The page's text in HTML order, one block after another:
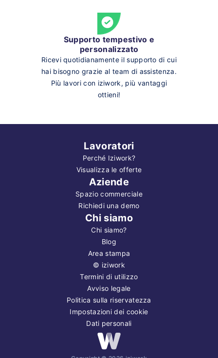
Supporto tempestivo e
personalizzato
Ricevi quotidianamente il supporto di cui
hai bisogno grazie al team di assistenza.
Più lavori con iziwork, più vantaggi
ottieni!
Lavoratori
Perché Iziwork?
Visualizza le offerte
Aziende
Spazio commerciale
Richiedi una demo
Chi siamo
Chi siamo?
Blog
Area stampa
© iziwork
Termini di utilizzo
Avviso legale
Politica sulla riservatezza
Impostazioni dei cookie
Dati personali